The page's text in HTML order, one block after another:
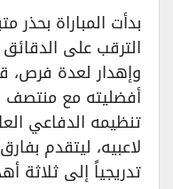
​بدأت المباراة بحذر
الترقب على
وإهدار لعدة
أفضليته مع منتصف
تنظيمه الدفاعي
لاعبيه، ليتقدم
تدريجياً إلى ثلاثة